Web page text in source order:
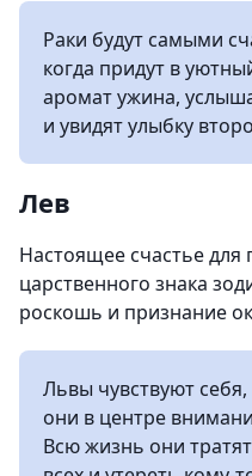
Раки будут самыми
когда придут в
аромат ужина,
и увидят улыбку
Лев
Настоящее счастье для
царственного знака
роскошь и признание
Львы чувствуют
они в центре
Всю жизнь они